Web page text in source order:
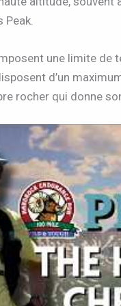
Peak.
une limite de
d’un
rocher qui donne